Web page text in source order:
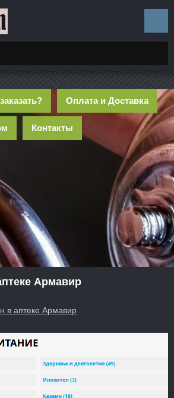
Оплата и Доставка
Контакты
Армавир
в аптеке Армавир